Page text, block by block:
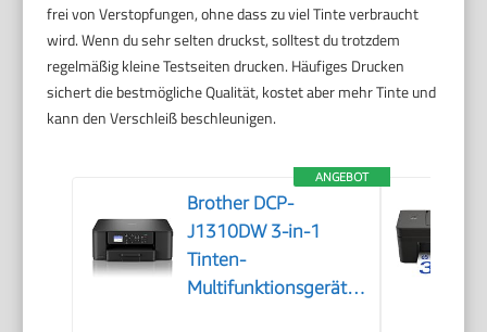
frei von Verstopfungen, ohne dass zu viel Tinte verbraucht
wird. Wenn du sehr selten druckst, solltest du trotzdem
regelmäßig kleine Testseiten drucken. Häufiges Drucken
sichert die bestmögliche Qualität, kostet aber mehr Tinte und
kann den Verschleiß beschleunigen.
ANGEBOT
Brother DCP-
J1310DW 3-in-1
Tinten-
Multifunktionsgerät